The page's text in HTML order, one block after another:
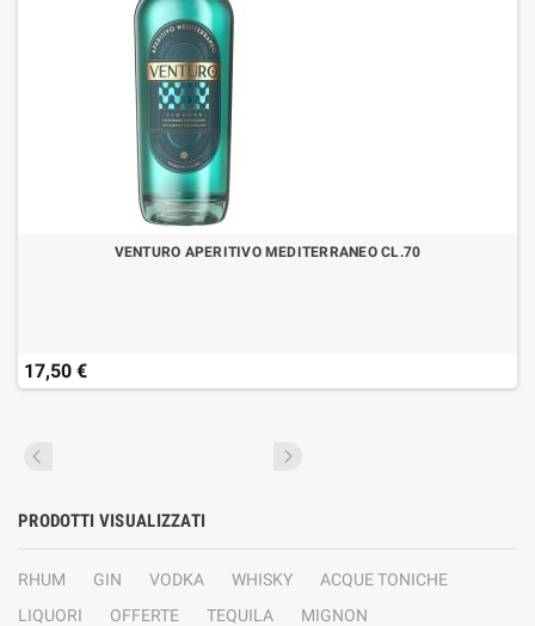
VENTURO APERITIVO MEDITERRANEO CL.70
17,50 €
PRODOTTI VISUALIZZATI
RHUM GIN VODKA WHISKY
ACQUE TONICHE
LIQUORI
OFFERTE TEQUILA
MIGNON